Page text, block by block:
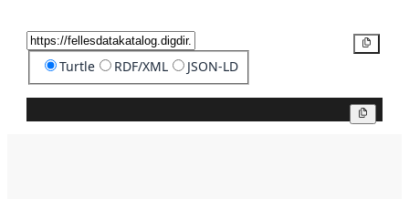
Turtle RDF/XML JSON-LD